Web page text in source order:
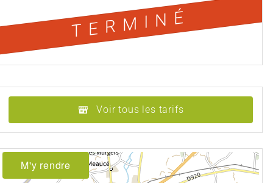
TERMINÉ
Voir tous les tarifs
M'y rendre